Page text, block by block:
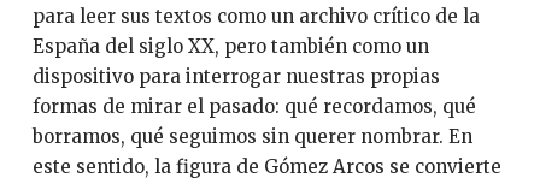
para leer sus textos como un archivo crítico de la
España del siglo XX, pero también como un
dispositivo para interrogar nuestras propias
formas de mirar el pasado: qué recordamos, qué
borramos, qué seguimos sin querer nombrar. En
este sentido, la figura de Gómez Arcos se convierte